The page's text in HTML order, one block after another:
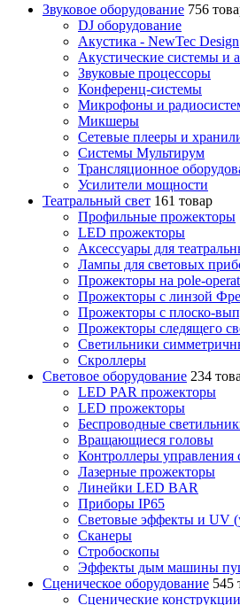
Звуковое оборудование 756
DJ оборудование
Акустика - NewTec Design
Акустические системы и
Звуковые процессоры
Конференц-системы
Микрофоны и
Микшеры
Сетевые плееры и
Системы Мультирум
Трансляционное
Усилители мощности
Театральный свет 161 товар
Профильные прожекторы
LED прожекторы
Аксессуары для
Лампы для световых
Прожекторы на pole-
Прожекторы с линзой
Прожекторы с плоско-
Прожекторы следящего
Светильники
Скроллеры
Световое оборудование 234
LED PAR прожекторы
LED прожекторы
Беспроводные
Вращающиеся головы
Контроллеры управления
Лазерные прожекторы
Линейки LED BAR
Приборы IP65
Световые эффекты и UV
Сканеры
Стробоскопы
Эффекты дым машины
Сценическое оборудование 545
Сценические конструкции